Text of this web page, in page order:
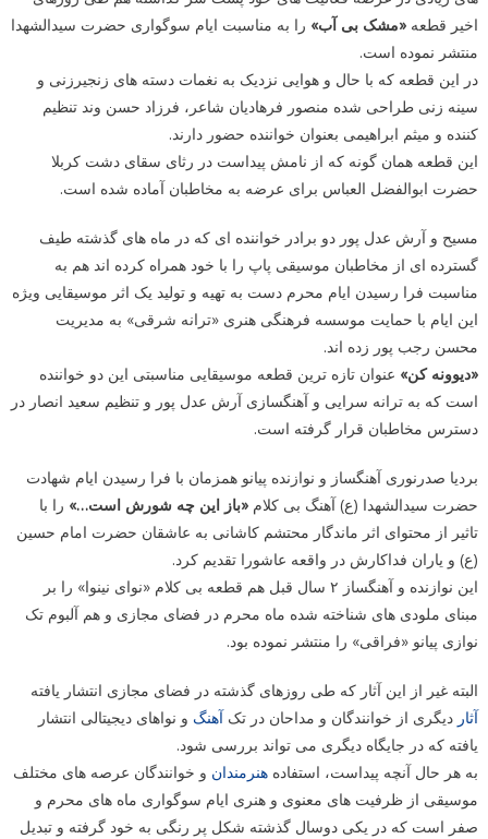
اخیر قطعه «مشک بی آب» را به مناسبت ایام سوگواری حضرت سیدالشهدا
منتشر نموده است.
در این قطعه که با حال و هوایی نزدیک به نغمات دسته های زنجیرزنی و
سینه زنی طراحی شده منصور فرهادیان شاعر، فرزاد حسن وند تنظیم
کننده و میثم ابراهیمی بعنوان خواننده حضور دارند.
این قطعه همان گونه که از نامش پیداست در رثای سقای دشت کربلا
حضرت ابوالفضل العباس برای عرضه به مخاطبان آماده شده است.
مسیح و آرش عدل پور دو برادر خواننده ای که در ماه های گذشته طیف
گسترده ای از مخاطبان موسیقی پاپ را با خود همراه کرده اند هم به
مناسبت فرا رسیدن ایام محرم دست به تهیه و تولید یک اثر موسیقایی ویژه
این ایام با حمایت موسسه فرهنگی هنری «ترانه شرقی» به مدیریت
محسن رجب پور زده اند.
«دیوونه کن» عنوان تازه ترین قطعه موسیقایی مناسبتی این دو خواننده
است که به ترانه سرایی و آهنگسازی آرش عدل پور و تنظیم سعید انصار در
دسترس مخاطبان قرار گرفته است.
بردیا صدرنوری آهنگساز و نوازنده پیانو همزمان با فرا رسیدن ایام شهادت
حضرت سیدالشهدا (ع) آهنگ بی کلام «باز این چه شورش است…» را با
تاثیر از محتوای اثر ماندگار محتشم کاشانی به عاشقان حضرت امام حسین
(ع) و یاران فداکارش در واقعه عاشورا تقدیم کرد.
این نوازنده و آهنگساز ۲ سال قبل هم قطعه بی کلام «نوای نینوا» را بر
مبنای ملودی های شناخته شده ماه محرم در فضای مجازی و هم آلبوم تک
نوازی پیانو «فراقی» را منتشر نموده بود.
البته غیر از این آثار که طی روزهای گذشته در فضای مجازی انتشار یافته
آثار دیگری از خوانندگان و مداحان در تک آهنگ و نواهای دیجیتالی انتشار
یافته که در جایگاه دیگری می تواند بررسی شود.
به هر حال آنچه پیداست، استفاده هنرمندان و خوانندگان عرصه های مختلف
موسیقی از ظرفیت های معنوی و هنری ایام سوگواری ماه های محرم و
صفر است که در یکی دوسال گذشته شکل پر رنگی به خود گرفته و تبدیل